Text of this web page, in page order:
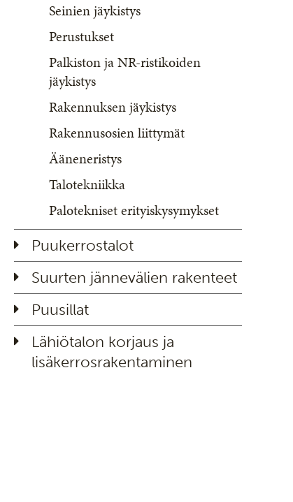
Seinien jäykistys
Perustukset
Palkiston ja NR-ristikoiden
jäykistys
Rakennuksen jäykistys
Rakennusosien liittymät
Ääneneristys
Talotekniikka
Palotekniset erityiskysymykset
Puukerrostalot
Suurten jännevälien rakenteet
Puusillat
Lähiötalon korjaus ja
lisäkerrosrakentaminen